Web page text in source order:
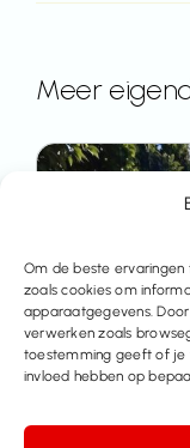
Om de beste ervaringen
zoals cookies om
apparaatgegevens.
verwerken zoals
toestemming geeft of je
invloed hebben op
Meer